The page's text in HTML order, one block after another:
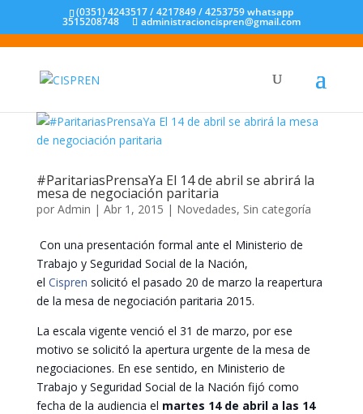
(0351) 4243517 / 4217849 / 4253759 whatsapp
3515208748 administracioncispren@gmail.com
‪#‎ParitariasPrensaYa‬ El 14 de abril se abrirá la
mesa de negociación paritaria
por Admin | Abr 1, 2015 | Novedades, Sin categoría
Con una presentación formal ante el Ministerio de
Trabajo y Seguridad Social de la Nación,
el Cispren solicitó el pasado 20 de marzo la reapertura
de la mesa de negociación paritaria 2015.
La escala vigente venció el 31 de marzo, por ese
motivo se solicitó la apertura urgente de la mesa de
negociaciones. En ese sentido, en Ministerio de
Trabajo y Seguridad Social de la Nación fijó como
fecha de la audiencia el martes 14 de abril a las 14